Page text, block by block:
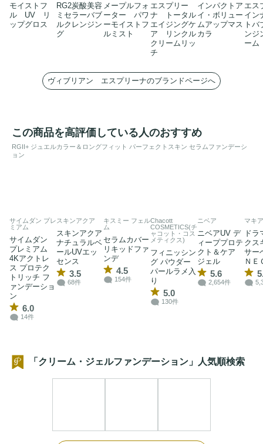
モイストフ
ル UV リ
ップグロス
RG2炭酸美容
ミセラーバブ
ルクレンジン
グ
メープルフォ
ーター パワ
ーモイストフ
ルミスト
エスプリー
ナ トータル
エイジングケ
ア リンクル
クリームリッ
チ
インパクトア
イ・ボリュー
ムアップマス
カラ
エス
イン
トバ
ンジ
ーム
ヴィブリアン エスプリーナのブランドページへ
この商品を高評価している人のおすすめ
RGII+ ジュエルカラー＆ロングフィット パーフェクトスキン セラムファンデーシ
ョン
サイムダン プレ
ミアム
サイムダン
プレミアム
4Kアクトレ
ス プロテク
トリッチ フ
ァンデーショ
ン
6.0
14件
スキンアクア
スキンアクア
ナチュラルベ
ールUVエッ
センス
3.5
68件
キスミー フェル
ム
セラムカバー
リキッドファ
ンデ
4.5
154件
Chacott
COSMETICS(チ
ャコット・コス
メティクス)
フィニッシン
グ パウダー
パールラメ入
り
5.0
130件
ニベア
ニベアUV デ
ィーププロテ
クト＆ケア
ジェル
5.6
2,654件
マキ
ドラ
クス
サー
ＮＥ
「クリーム・ジェルファンデーション」人気順検索